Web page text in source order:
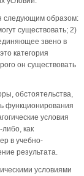
следующим образом:
существовать; 2)
звено в
категория
он существовать
обстоятельства,
функционирования
условия
как
в учебно-
результата.
условиями